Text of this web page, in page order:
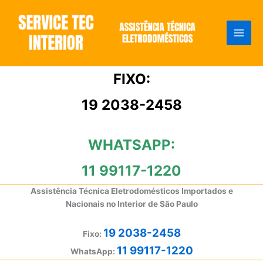
conteúdo
FIXO:
19 2038-2458
WHATSAPP:
11 99117-1220
Assistência Técnica Eletrodomésticos Importados e
Nacionais no Interior de São Paulo
Fixo: 19 2038-2458
WhatsApp: 11 99117-1220